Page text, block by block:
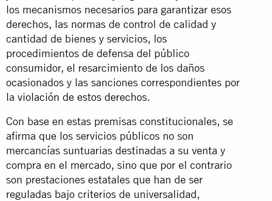
los mecanismos necesarios para garantizar esos
derechos, las normas de control de calidad y
cantidad de bienes y servicios, los
procedimientos de defensa del público
consumidor, el resarcimiento de los daños
ocasionados y las sanciones correspondientes por
la violación de estos derechos.
Con base en estas premisas constitucionales, se
afirma que los servicios públicos no son
mercancías suntuarias destinadas a su venta y
compra en el mercado, sino que por el contrario
son prestaciones estatales que han de ser
reguladas bajo criterios de universalidad,